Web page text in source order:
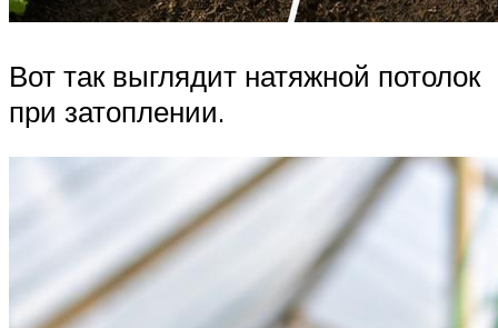
Вот так выглядит натяжной потолок
при затоплении.